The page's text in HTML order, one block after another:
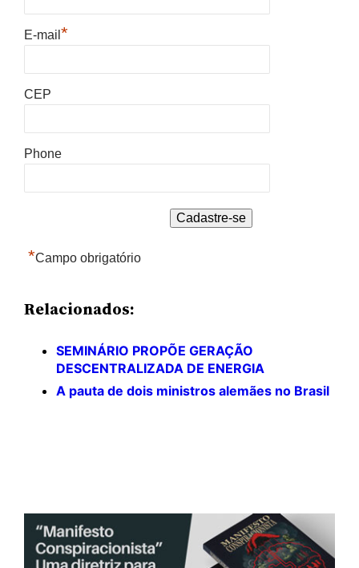
E-mail*
CEP
Phone
*Campo obrigatório
Relacionados:
SEMINÁRIO PROPÕE GERAÇÃO
DESCENTRALIZADA DE ENERGIA
A pauta de dois ministros alemães no Brasil